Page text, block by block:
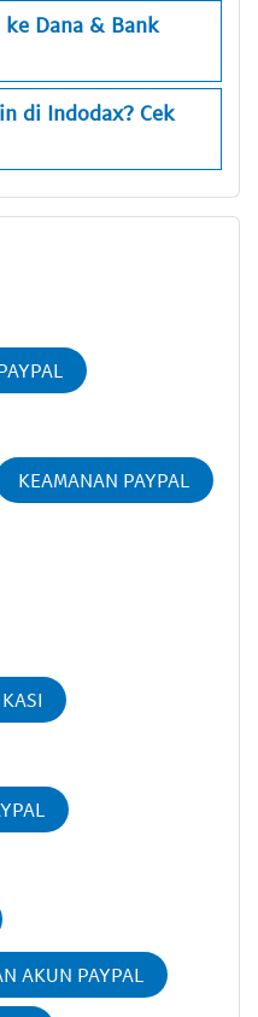
ke Dana & Bank
di Indodax? Cek
KEAMANAN PAYPAL
AKUN PAYPAL